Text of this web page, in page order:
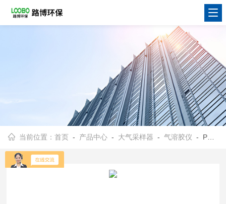
当前位置：首页 - 产品中心 - 大气采样器 -气溶胶仪 - PMD 351美国乐控持式气溶胶（粉尘）监测仪